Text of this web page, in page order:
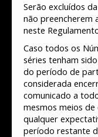
Serão excluídos
não preencherem
neste
Caso todos os
séries tenham
do período de
considerada
comunicado a
mesmos meios de
qualquer
período restante